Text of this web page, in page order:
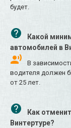
будет.
Какой
автомобилей в
В
водителя должен
от 25 лет.
Как
Винтертуре?